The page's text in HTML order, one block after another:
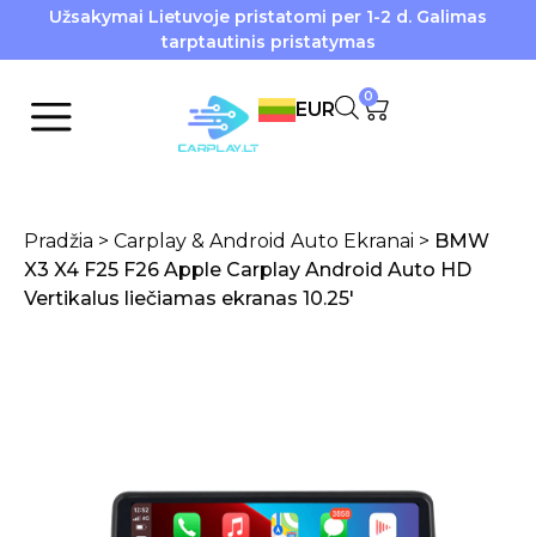
Užsakymai Lietuvoje pristatomi per 1-2 d. Galimas
tarptautinis pristatymas
EUR
0
Pradžia > Carplay & Android Auto Ekranai > BMW
X3 X4 F25 F26 Apple Carplay Android Auto HD
Vertikalus liečiamas ekranas 10.25′